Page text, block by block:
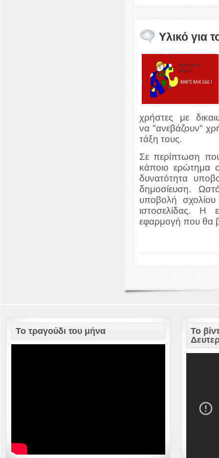
Υλικό για
χρήστες με
να "ανεβάζουν"
τάξη τους.
Σε περίπτωση
κάποιο ερώτημα
δυνατότητα
δημοσίευση.
υποβολή
ιστοσελίδας. Η
εφαρμογή που θα
To τραγούδι του μήνα
To